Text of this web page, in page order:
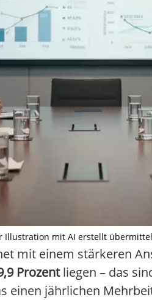
Illustration mit AI erstellt
mit einem stärkeren
Prozentliegen – das
einen jährlichen